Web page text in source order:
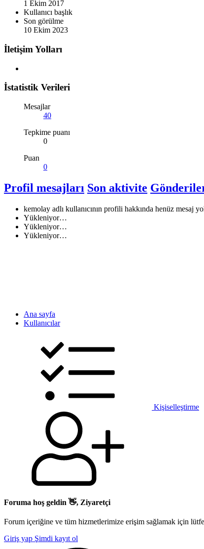
1 Ekim 2017
Kullanıcı başlık
Son görülme
10 Ekim 2023
İletişim Yolları
İstatistik Verileri
Mesajlar
40
Tepkime puanı
0
Puan
0
Profil mesajları Son aktivite
kemolay adlı kullanıcının profili hakkında henüz mesaj
Yükleniyor…
Yükleniyor…
Yükleniyor…
Ana sayfa
Kullanıcılar
Kişiselleştirme
Foruma hoş geldin 👋, Ziyaretçi
Forum içeriğine ve tüm hizmetlerimize erişim sağlamak için
Giriş yap Şimdi kayıt ol